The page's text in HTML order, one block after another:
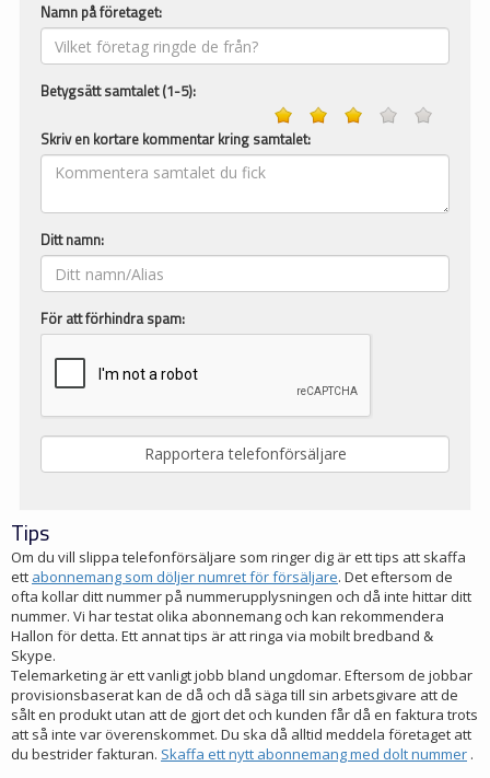
Namn på företaget:
Betygsätt samtalet (1-5):
Skriv en kortare kommentar kring samtalet:
Ditt namn:
För att förhindra spam:
Tips
Om du vill slippa telefonförsäljare som ringer dig är ett tips att skaffa
ett abonnemang som döljer numret för försäljare. Det eftersom de
ofta kollar ditt nummer på nummerupplysningen och då inte hittar ditt
nummer. Vi har testat olika abonnemang och kan rekommendera
Hallon för detta. Ett annat tips är att ringa via mobilt bredband &
Skype.
Telemarketing är ett vanligt jobb bland ungdomar. Eftersom de jobbar
provisionsbaserat kan de då och då säga till sin arbetsgivare att de
sålt en produkt utan att de gjort det och kunden får då en faktura trots
att så inte var överenskommet. Du ska då alltid meddela företaget att
du bestrider fakturan. Skaffa ett nytt abonnemang med dolt nummer .